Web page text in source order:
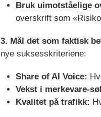
Bruk uimotståelige
overskrift som
3. Mål det som faktisk
nye suksesskriteriene:
Share of AI Voice:
Vekst i merkevare-
Kvalitet på trafikk: